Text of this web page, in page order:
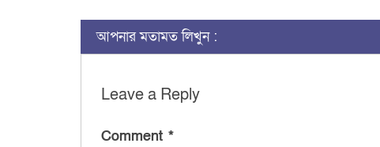
আপনার মতামত লিখুন :
Leave a Reply
Comment *